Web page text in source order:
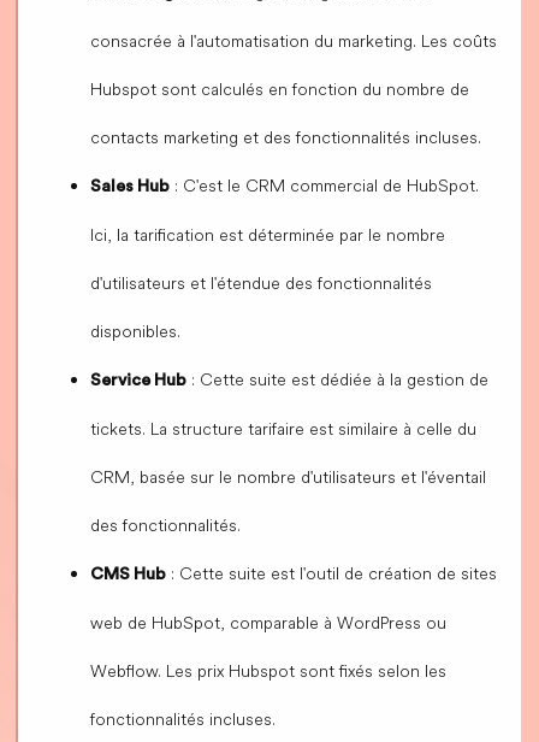
consacrée à l'automatisation du marketing. Les coûts
Hubspot sont calculés en fonction du nombre de
contacts marketing et des fonctionnalités incluses.
Sales Hub : C'est le CRM commercial de HubSpot.
Ici, la tarification est déterminée par le nombre
d'utilisateurs et l'étendue des fonctionnalités
disponibles.
Service Hub : Cette suite est dédiée à la gestion de
tickets. La structure tarifaire est similaire à celle du
CRM, basée sur le nombre d'utilisateurs et l'éventail
des fonctionnalités.
CMS Hub : Cette suite est l'outil de création de sites
web de HubSpot, comparable à WordPress ou
Webflow. Les prix Hubspot sont fixés selon les
fonctionnalités incluses.